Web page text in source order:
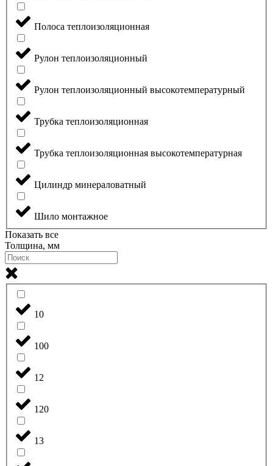
Полоса теплоизоляционная
Рулон теплоизоляционный
Рулон теплоизоляционный высокотемпературный
Трубка теплоизоляционная
Трубка теплоизоляционная высокотемпературная
Цилиндр минераловатный
Шило монтажное
Показать все
Толщина, мм
10
100
12
120
13